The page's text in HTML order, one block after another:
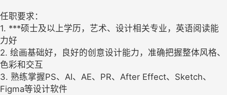
任职要求：
1. ***硕士及以上学历，艺术、设计相关专业，英语阅读能
力好
2. 绘画基础好，良好的创意设计能力，准确把握整体风格、
色彩和交互
3. 熟练掌握PS、AI、AE、PR、After Effect、Sketch、
Figma等设计软件